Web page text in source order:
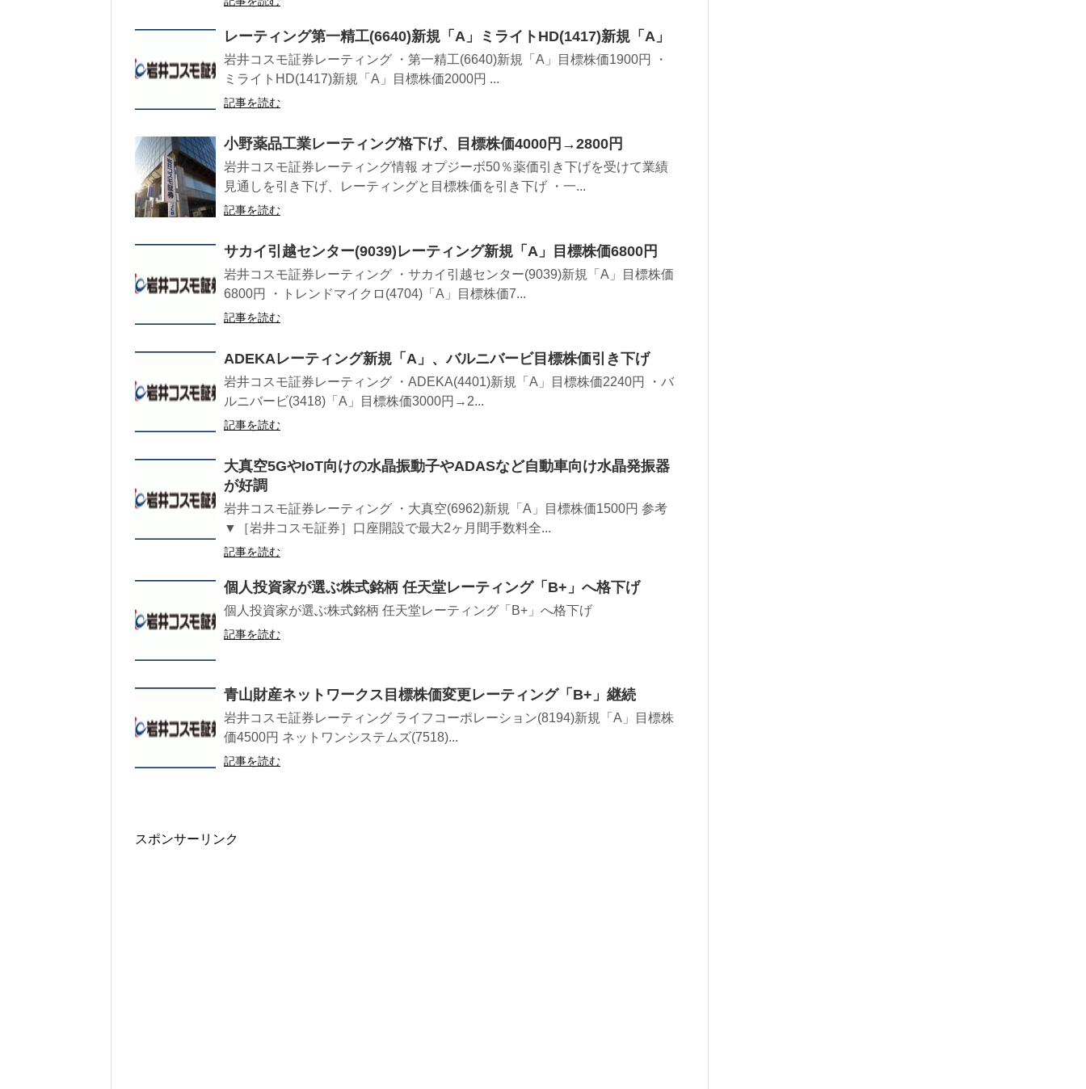
レーティング第一精工(6640)新規「A」ミライトHD(1417)新規「A」
岩井コスモ証券レーティング ・第一精工(6640)新規「A」目標株価1900円 ・
ミライトHD(1417)新規「A」目標株価2000円 ...
記事を読む
小野薬品工業レーティング格下げ、目標株価4000円→2800円
岩井コスモ証券レーティング情報 オプジーボ50％薬価引き下げを受けて業績
見通しを引き下げ、レーティングと目標株価を引き下げ ・一...
記事を読む
サカイ引越センター(9039)レーティング新規「A」目標株価6800円
岩井コスモ証券レーティング ・サカイ引越センター(9039)新規「A」目標株価
6800円 ・トレンドマイクロ(4704)「A」目標株価7...
記事を読む
ADEKAレーティング新規「A」、バルニバービ目標株価引き下げ
岩井コスモ証券レーティング ・ADEKA(4401)新規「A」目標株価2240円 ・バ
ルニバービ(3418)「A」目標株価3000円→2...
記事を読む
大真空5GやIoT向けの水晶振動子やADASなど自動車向け水晶発振器
が好調
岩井コスモ証券レーティング ・大真空(6962)新規「A」目標株価1500円 参考
▼［岩井コスモ証券］口座開設で最大2ヶ月間手数料全...
記事を読む
個人投資家が選ぶ株式銘柄 任天堂レーティング「B+」へ格下げ
個人投資家が選ぶ株式銘柄 任天堂レーティング「B+」へ格下げ
記事を読む
青山財産ネットワークス目標株価変更レーティング「B+」継続
岩井コスモ証券レーティング ライフコーポレーション(8194)新規「A」目標株
価4500円 ネットワンシステムズ(7518)...
記事を読む
スポンサーリンク